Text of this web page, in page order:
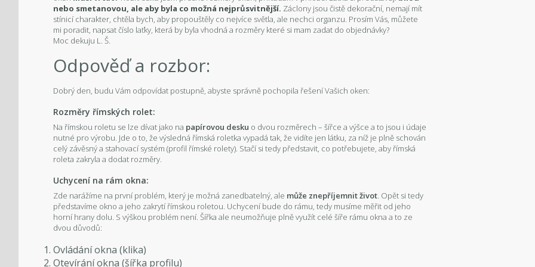
nebo smetanovou, ale aby byla co možná nejprůsvitnější. Záclony jsou čistě dekorační, nemají mít
stínicí charakter, chtěla bych, aby propouštěly co nejvíce světla, ale nechci organzu. Prosím Vás, můžete
mi poradit, napsat číslo laťky, která by byla vhodná a rozměry které si mam zadat do objednávky?
Moc dekuju L. Š.
Odpověď a rozbor:
Dobrý den, budu Vám odpovídat postupně, abyste správně pochopila řešení Vašich oken:
Rozměry římských rolet:
Na římskou roletu se lze dívat jako na papírovou desku o dvou rozměrech – šířce a výšce a to jsou i údaje
nutné pro výrobu. Jde o to, že výsledná římská roletka vypadá tak, že vidíte jen látku, za níž je plně schován
celý závěsný a stahovací systém (profil římské rolety). Stačí si tedy představit, co potřebujete, aby římská
roleta zakryla a dodat rozměry.
Uchycení na rám okna:
Zde narážíme na první problém, který je možná zanedbatelný, ale může znepříjemnit život. Opět si tedy
představíme okno a jeho zakrytí římskou roletou. Uchycení bude do rámu, tedy musíme měřit od jeho
horní hrany dolu. S výškou problém není. Šířka ale neumožňuje plně využít celé šíře rámu okna a to ze
dvou důvodů:
Ovládání okna (klika)
Otevírání okna (šířka profilu)